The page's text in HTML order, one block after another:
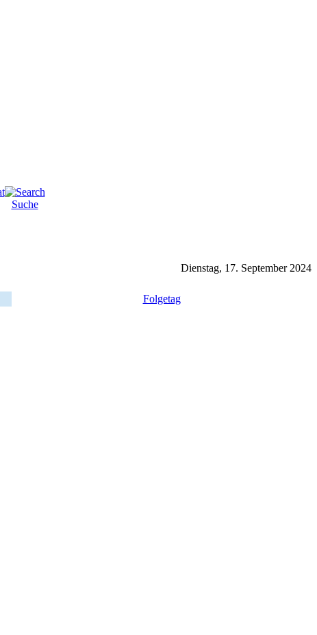
Suche
Dienstag, 17. September 2024
Folgetag